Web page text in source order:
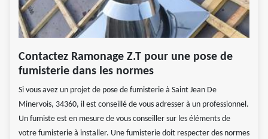
Contactez Ramonage Z.T pour une pose de
fumisterie dans les normes
Si vous avez un projet de pose de fumisterie à Saint Jean De
Minervois, 34360, il est conseillé de vous adresser à un professionnel.
Un fumiste est en mesure de vous conseiller sur les éléments de
votre fumisterie à installer. Une fumisterie doit respecter des normes